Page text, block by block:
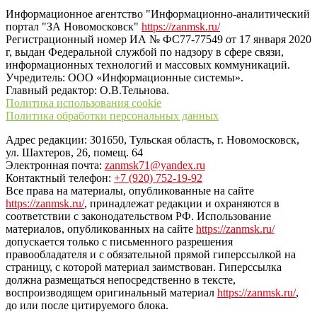
Информационное агентство "Информационно-аналитический
портал "ЗА Новомосковск" https://zanmsk.ru/
Регистрационный номер ИА № ФС77-77549 от 17 января 2020
г, выдан Федеральной службой по надзору в сфере связи,
информационных технологий и массовых коммуникаций.
Учредитель: ООО «Информационные системы».
Главный редактор: О.В.Тельнова.
Политика использования cookie
Политика обработки персональных данных
Адрес редакции: 301650, Тульская область, г. Новомосковск,
ул. Шахтеров, 26, помещ. 64
Электронная почта: zanmsk71@yandex.ru
Контактный телефон: +7 (920) 752-19-92
Все права на материалы, опубликованные на сайте
https://zanmsk.ru/, принадлежат редакции и охраняются в
соответствии с законодательством РФ. Использование
материалов, опубликованных на сайте https://zanmsk.ru/
допускается только с письменного разрешения
правообладателя и с обязательной прямой гиперссылкой на
страницу, с которой материал заимствован. Гиперссылка
должна размещаться непосредственно в тексте,
воспроизводящем оригинальный материал https://zanmsk.ru/,
до или после цитируемого блока.